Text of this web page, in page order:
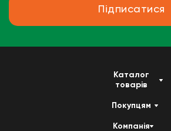
Підписатися
Каталог
товарів
Покупцям
Компанія